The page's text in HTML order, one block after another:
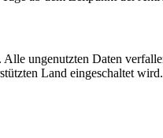
ungenutzten Daten
Land eingeschaltet wird.